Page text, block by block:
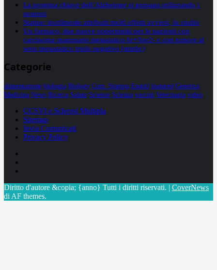
La proteina chiave dell’Alzheimer si propaga utilizzando i
neuroni
Statine: inutilmente attribuiti molti effetti avversi, lo studio
Un farmaco, due nuove opportunità per le pazienti con
carcinoma mammario metastatico hr+/her2- e con tumore al
seno metastatico triplo negativo (mtnbc)
Categorie
alimentazione biologia Biology Com. Stampa Epatiti featured Genetica
Medicina News Ricerca Salute Science Scienza vaccini Veterinaria video
CCSVI e Sclerosi Multipla
Sitemap
Invia Comunicati
Privacy Policy
Diritto d'autore &copia; {anno} Tutti i diritti riservati. | CoverNews
di AF themes.